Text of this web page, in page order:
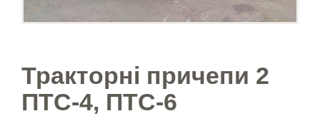
Тракторні причепи 2
ПТС-4, ПТС-6